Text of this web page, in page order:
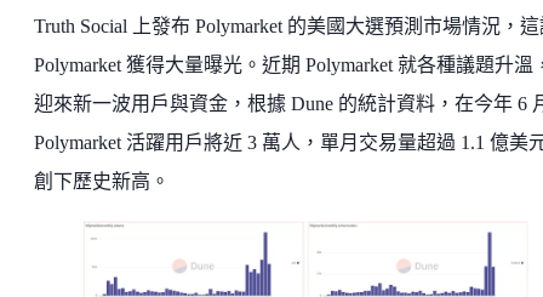
Truth Social 上發布 Polymarket 的美國大選預測市場情況，
Polymarket 獲得大量曝光。近期 Polymarket 就各種議題升溫
迎來新一波用戶與資金，根據 Dune 的統計資料，在今年 6
Polymarket 活躍用戶將近 3 萬人，單月交易量超過 1.1 億美
創下歷史新高。